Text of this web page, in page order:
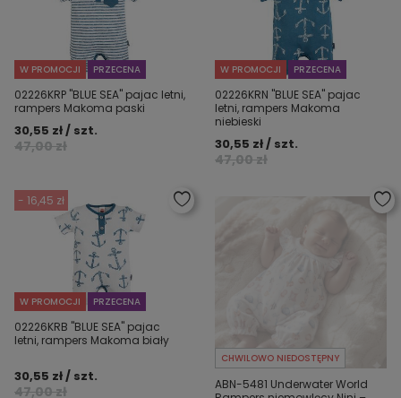
W PROMOCJI PRZECENA
02226KRP "BLUE SEA" pajac letni,
rampers Makoma paski
47,00 zł
30,55 zł / szt.
W PROMOCJI PRZECENA
02226KRN "BLUE SEA" pajac
letni, rampers Makoma
niebieski
47,00 zł
30,55 zł / szt.
- 16,45 zł
W PROMOCJI PRZECENA
02226KRB "BLUE SEA" pajac
letni, rampers Makoma biały
47,00 zł
30,55 zł / szt.
CHWILOWO NIEDOSTĘPNY
ABN-5481 Underwater World